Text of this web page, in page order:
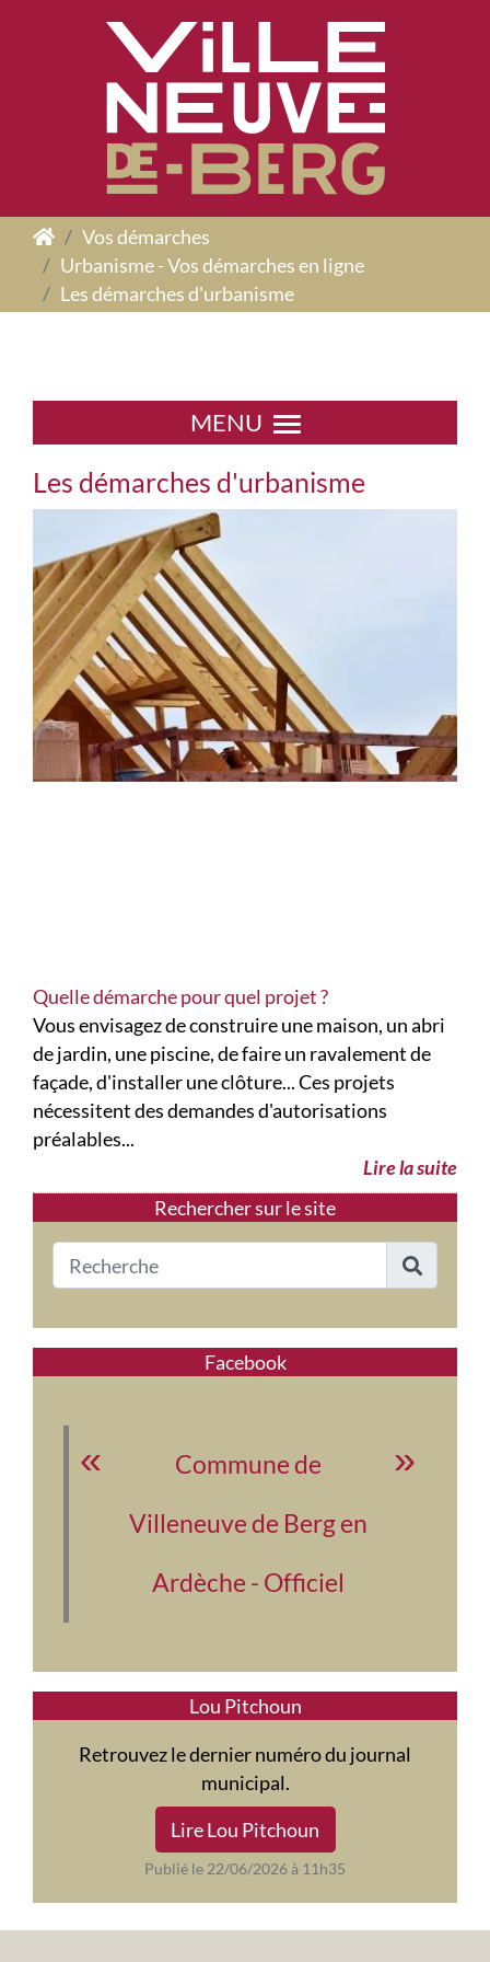
Vos démarches
Urbanisme - Vos démarches en ligne
Les démarches d'urbanisme
Rechercher sur le site
Facebook
Commune de
Villeneuve de Berg en
Ardèche - Officiel
Lou Pitchoun
Retrouvez le dernier numéro du journal
municipal.
Lire Lou Pitchoun
Publié le 22/06/2026 à 11h35
MENU
Les démarches d'urbanisme
Quelle démarche pour quel projet ?
Vous envisagez de construire une maison, un abri
de jardin, une piscine, de faire un ravalement de
façade, d'installer une clôture... Ces projets
nécessitent des demandes d'autorisations
préalables...
Lire la suite